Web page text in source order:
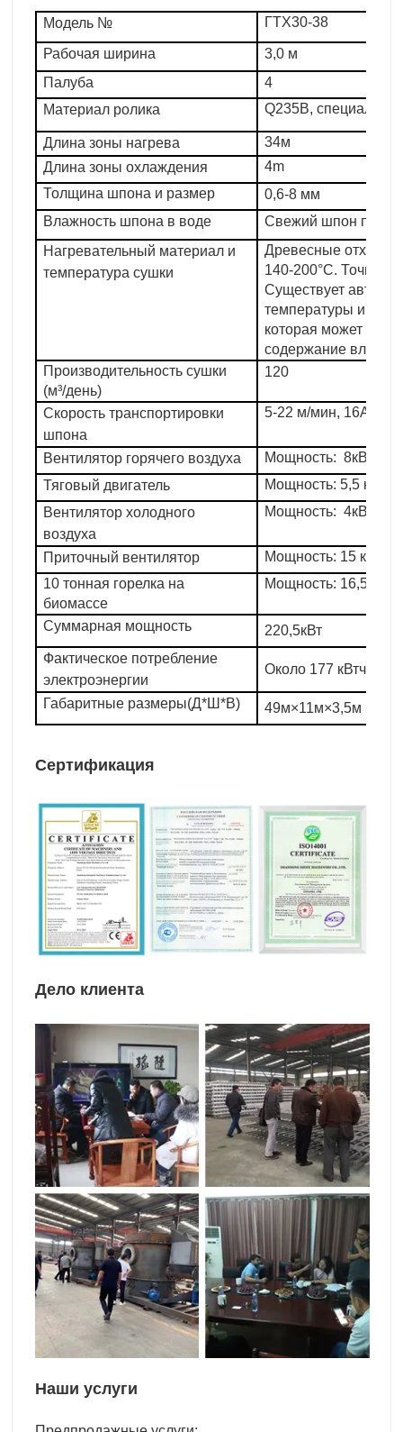
Модель № ГТХ30-38
Рабочая ширина
3,0 м
Палуба
4
Материал ролика
Q235B,
Длина зоны нагрева
34м
Длина зоны охлаждения
4m
Толщина шпона и размер
0,6-8 мм
Влажность шпона в воде
Свежий шпон
Нагревательный материал и
температура сушки
Древесные отходы,
140-200°C.
Существует
температуры и
которая может
содержание влаги.
Производительность сушки
(м³/день)
120
Скорость транспортировки
шпона
5-22 м/мин, 16А
Вентилятор горячего воздуха
Мощность: 8кВт (17
Тяговый двигатель
Мощность: 5,5 кВт,
Вентилятор холодного
воздуха
Мощность: 4кВт (4
Приточный вентилятор
Мощность: 15 кВт (2
10 тонная горелка на
биомассе
Мощность: 16,5 кВт
Суммарная мощность
220,5кВт
Фактическое потребление
электроэнергии
Около 177 кВтч в час
Габаритные размеры(Д*Ш*В) 49м×11м×3,5м
Сертификация
Дело клиента
Наши услуги